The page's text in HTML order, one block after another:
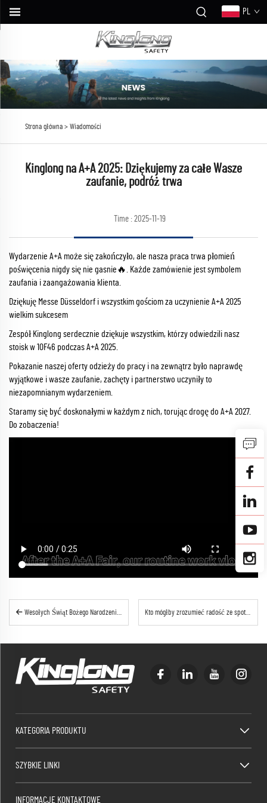
PL
Strona główna > Wiadomości
Kinglong na A+A 2025: Dziękujemy za całe Wasze
zaufanie, podróż trwa
Time : 2025-11-19
Wydarzenie A+A może się zakończyło, ale nasza praca trwa płomień
poświęcenia nigdy się nie gasnie🔥. Każde zamówienie jest symbolem
zaufania i zaangażowania klienta.
Dziękuję Messe Düsseldorf i wszystkim gościom za uczynienie A+A 2025
wielkim sukcesem
Zespół Kinglong serdecznie dziękuje wszystkim, którzy odwiedzili nasz
stoisk w 10F46 podczas A+A 2025.
Pokazanie naszej oferty odzieży do pracy i na zewnątrz było naprawdę
wyjątkowe i wasze zaufanie, zachęty i partnerstwo uczyniły to
niezapomnianym wydarzeniem.
Staramy się być doskonałymi w każdym z nich, torując drogę do A+A 2027.
Do zobaczenia!
Wesołych Świąt Bożego Narodzenia i Szczęśliwego Nowego Roku! —— Kinglong Safety Kto mógłby zrozumieć radość ze spotowej transakcji?
KATEGORIA PRODUKTU
SZYBKIE LINKI
INFORMACJE KONTAKTOWE